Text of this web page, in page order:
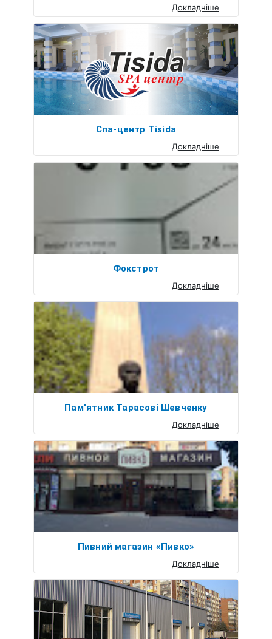
Докладніше
Спа-центр Tisida
Докладніше
Фокстрот
Докладніше
Пам'ятник Тарасові Шевченку
Докладніше
Пивний магазин «Пивко»
Докладніше